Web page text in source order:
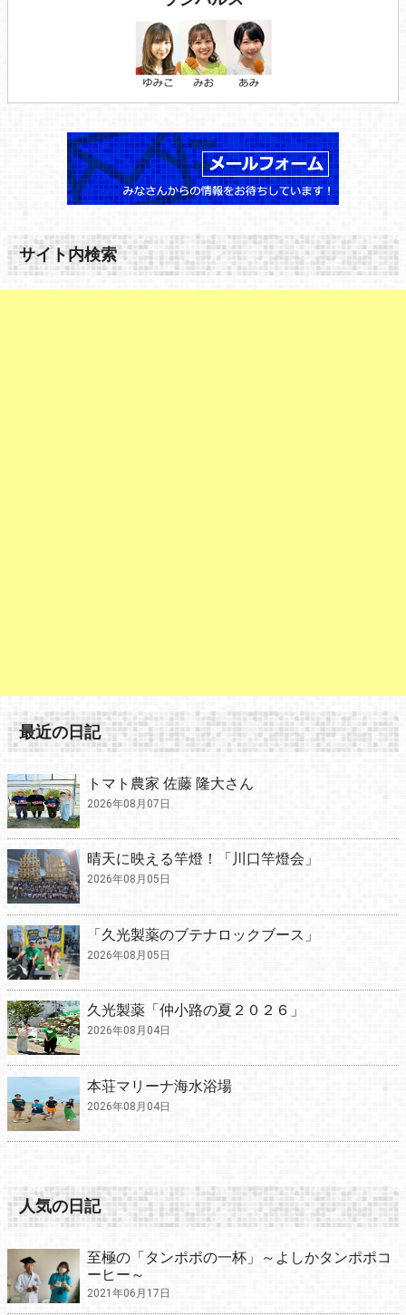
サイト内検索
最近の日記
トマト農家 佐藤 隆大さん
2026年08月07日
晴天に映える竿燈！「川口竿燈会」
2026年08月05日
「久光製薬のブテナロックブース」
2026年08月05日
久光製薬「仲小路の夏２０２６」
2026年08月04日
本荘マリーナ海水浴場
2026年08月04日
人気の日記
至極の「タンポポの一杯」～よしかタンポポコ
ーヒー～
2021年06月17日